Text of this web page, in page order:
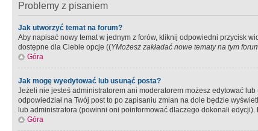
Problemy z pisaniem
Jak utworzyć temat na forum?
Aby napisać nowy temat w jednym z forów, kliknij odpowiedni przycisk
dostępne dla Ciebie opcje ((YMożesz zakładać nowe tematy na tym
Góra
Jak mogę wyedytować lub usunąć posta?
Jeżeli nie jesteś administratorem ani moderatorem możesz edytować
odpowiedział na Twój post to po zapisaniu zmian na dole będzie
lub administratora (powinni oni poinformować dlaczego dokonali
Góra